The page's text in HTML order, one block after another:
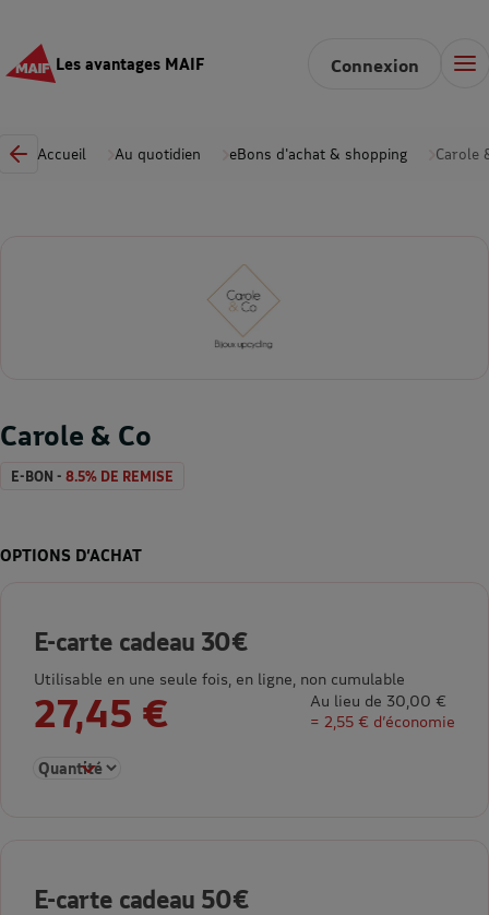
Les avantages MAIF Connexion
Accueil Au quotidien eBons d'achat & shopping Carole
Carole & Co
E-BON - 8.5% DE REMISE
OPTIONS D’ACHAT
E-carte cadeau 30€
Utilisable en une seule fois, en ligne, non cumulable
27,45 €
Au lieu de 30,00 €
= 2,55 € d’économie
Sélectionner la quantité pour E-carte cadeau 30€
E-carte cadeau 50€